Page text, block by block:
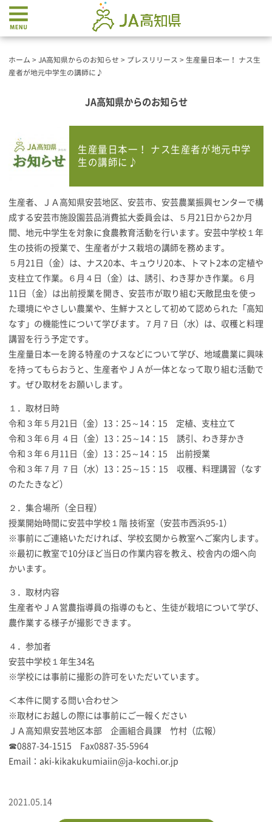
ホーム > JA高知県からのお知らせ > プレスリリース > 生産量日本一！ ナス生
産者が地元中学生の講師に♪
JA高知県からのお知らせ
生産量日本一！ ナス生産者が地元中学
生の講師に♪
生産者、ＪＡ高知県安芸地区、安芸市、安芸農業振興センターで構
成する安芸市施設園芸品消費拡大委員会は、５月21日から2か月
間、地元中学生を対象に食農教育活動を行います。安芸中学校１年
生の技術の授業で、生産者がナス栽培の講師を務めます。
５月21日（金）は、ナス20本、キュウリ20本、トマト2本の定植や
支柱立て作業。６月４日（金）は、誘引、わき芽かき作業。６月
11日（金）は出前授業を開き、安芸市が取り組む天敵昆虫を使っ
た環境にやさしい農業や、生鮮ナスとして初めて認められた「高知
なす」の機能性について学びます。７月７日（水）は、収穫と料理
講習を行う予定です。
生産量日本一を誇る特産のナスなどについて学び、地域農業に興味
を持ってもらおうと、生産者やＪＡが一体となって取り組む活動で
す。ぜひ取材をお願いします。
１．取材日時
令和３年５月21日（金）13：25～14：15 定植、支柱立て
令和３年６月 ４日（金）13：25～14：15 誘引、わき芽かき
令和３年６月11日（金）13：25～14：15 出前授業
令和３年７月 ７日（水）13：25～15：15 収穫、料理講習（なす
のたたきなど）
２．集合場所（全日程）
授業開始時間に安芸中学校１階 技術室（安芸市西浜95-1）
※事前にご連絡いただければ、学校玄関から教室へご案内します。
※最初に教室で10分ほど当日の作業内容を教え、校舎内の畑へ向
かいます。
３．取材内容
生産者やＪＡ営農指導員の指導のもと、生徒が栽培について学び、
農作業する様子が撮影できます。
４．参加者
安芸中学校１年生34名
※学校には事前に撮影の許可をいただいています。
＜本件に関する問い合わせ＞
※取材にお越しの際には事前にご一報ください
ＪＡ高知県安芸地区本部 企画組合員課 竹村（広報）
☎0887-34-1515 Fax0887-35-5964
Email：aki-kikakukumiaiin@ja-kochi.or.jp
2021.05.14